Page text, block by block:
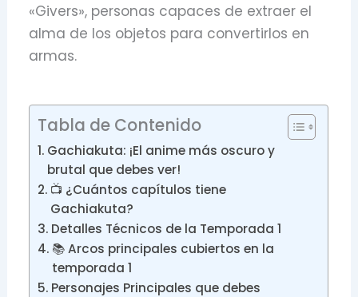
«Givers», personas capaces de extraer el
alma de los objetos para convertirlos en
armas.
Tabla de Contenido
Gachiakuta: ¡El anime más oscuro y
brutal que debes ver!
📺 ¿Cuántos capítulos tiene
Gachiakuta?
Detalles Técnicos de la Temporada 1
📚 Arcos principales cubiertos en la
temporada 1
Personajes Principales que debes